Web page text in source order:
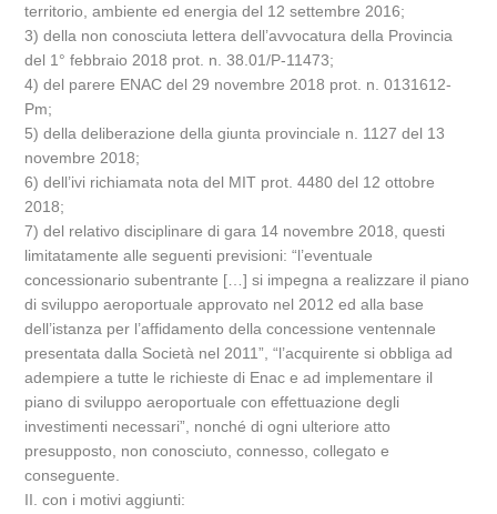
territorio, ambiente ed energia del 12 settembre 2016;
3) della non conosciuta lettera dell’avvocatura della Provincia
del 1° febbraio 2018 prot. n. 38.01/P-11473;
4) del parere ENAC del 29 novembre 2018 prot. n. 0131612-
Pm;
5) della deliberazione della giunta provinciale n. 1127 del 13
novembre 2018;
6) dell’ivi richiamata nota del MIT prot. 4480 del 12 ottobre
2018;
7) del relativo disciplinare di gara 14 novembre 2018, questi
limitatamente alle seguenti previsioni: “l’eventuale
concessionario subentrante […] si impegna a realizzare il piano
di sviluppo aeroportuale approvato nel 2012 ed alla base
dell’istanza per l’affidamento della concessione ventennale
presentata dalla Società nel 2011”, “l’acquirente si obbliga ad
adempiere a tutte le richieste di Enac e ad implementare il
piano di sviluppo aeroportuale con effettuazione degli
investimenti necessari”, nonché di ogni ulteriore atto
presupposto, non conosciuto, connesso, collegato e
conseguente.
II. con i motivi aggiunti: